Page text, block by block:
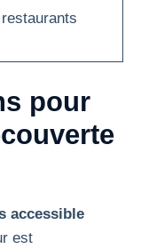
pour
accessible
est